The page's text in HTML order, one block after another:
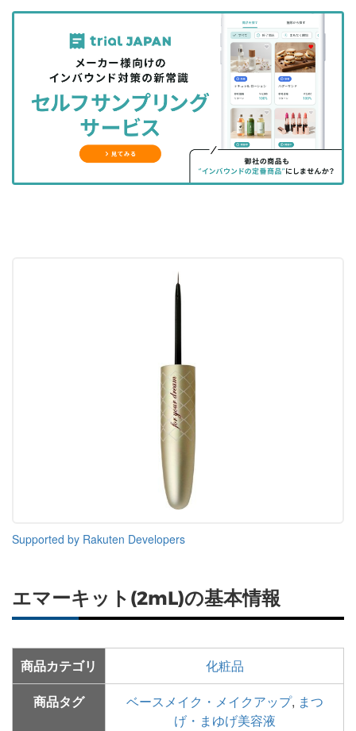
記
を
シ
ェ
る
記
事
を
シ
ェ
ア
す
る
な
ッ
ク
マ
に
記
事
を
購
読
す
る
マ
ガ
登
録
す
る
Supported by Rakuten Developers
エマーキット(2mL)の基本情報
商品カテゴリ
化粧品
商品タグ
ベースメイク・メイクアップ, まつ
げ・まゆげ美容液